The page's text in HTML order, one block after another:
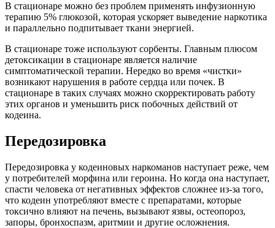
В стационаре можно без проблем применять инфузионную
терапию 5% глюкозой, которая ускоряет выведение наркотика
и параллельно подпитывает ткани энергией.
В стационаре тоже используют сорбенты. Главным плюсом
детоксикации в стационаре является наличие
симптоматической терапии. Нередко во время «чистки»
возникают нарушения в работе сердца или почек. В
стационаре в таких случаях можно скорректировать работу
этих органов и уменьшить риск побочных действий от
кодеина.
Передозировка
Передозировка у кодеиновых наркоманов наступает реже, чем
у потребителей морфина или героина. Но когда она наступает,
спасти человека от негативных эффектов сложнее из-за того,
что кодеин употребляют вместе с препаратами, которые
токсично влияют на печень, вызывают язвы, остеопороз,
запоры, бронхоспазм, аритмии и другие осложнения.